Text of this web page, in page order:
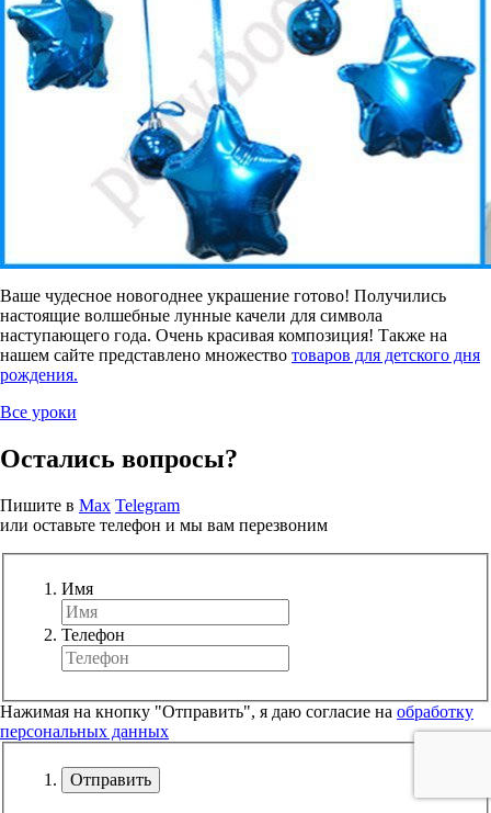
Ваше чудесное новогоднее украшение готово! Получились
настоящие волшебные лунные качели для символа
наступающего года. Очень красивая композиция! Также на
нашем сайте представлено множество товаров для детского дня
рождения.
Все уроки
Остались вопросы?
Пишите в Max Telegram
или оставьте телефон и мы вам перезвоним
Имя
Телефон
Нажимая на кнопку "Отправить", я даю согласие на обработку
персональных данных
Отправить